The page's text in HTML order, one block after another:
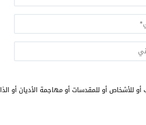
أو للأشخاص أو للمقدسات أو مهاجمة الأديان أو